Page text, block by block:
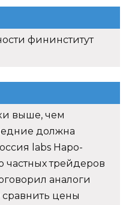
фининститут
выше, чем
должна
labs Наро-
трейдеров
аналоги
цены